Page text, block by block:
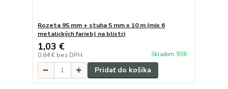
Rozeta 95 mm + stuha 5 mm x 10 m (mix 6
metalických farieb) na blistri
1,03 €
0,84 € bez DPH Skladom 936
Pridať do košíka